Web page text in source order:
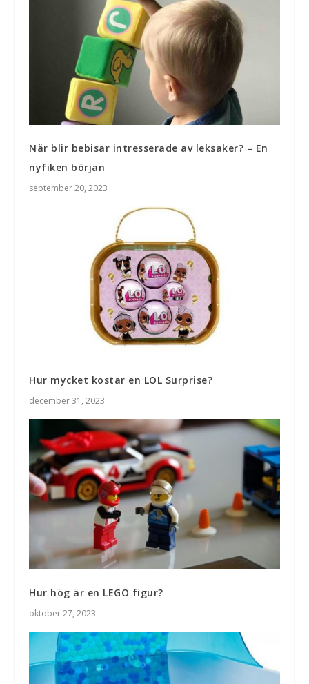
När blir bebisar intresserade av leksaker? – En
nyfiken början
september 20, 2023
Hur mycket kostar en LOL Surprise?
december 31, 2023
Hur hög är en LEGO figur?
oktober 27, 2023